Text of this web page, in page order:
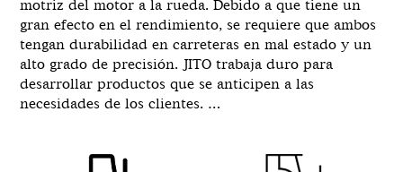
motriz del motor a la rueda. Debido a que tiene un
gran efecto en el rendimiento, se requiere que ambos
tengan durabilidad en carreteras en mal estado y un
alto grado de precisión. JITO trabaja duro para
desarrollar productos que se anticipen a las
necesidades de los clientes. …